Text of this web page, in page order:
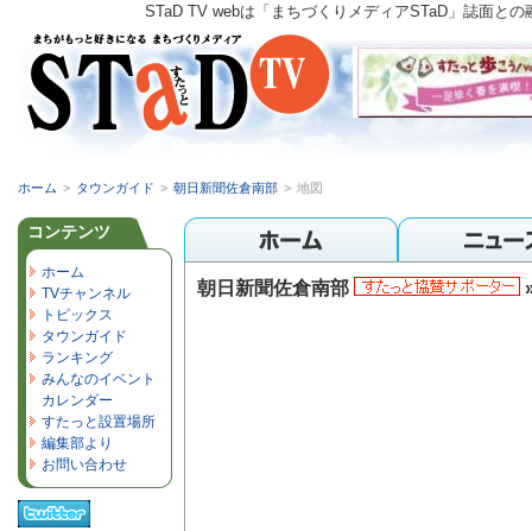
STaD TV webは「まちづくりメディアSTaD」誌面と
ホーム > タウンガイド > 朝日新聞佐倉南部 > 地図
朝日新聞佐倉南部
コンテンツ
ホーム
TVチャンネル
トピックス
タウンガイド
ランキング
みんなのイベント
カレンダー
すたっと設置場所
編集部より
お問い合わせ